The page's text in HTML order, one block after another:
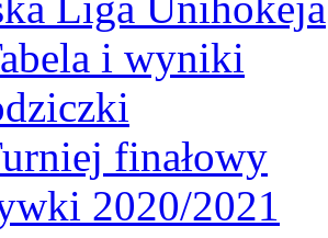
i wyniki
finałowy
2020/2021